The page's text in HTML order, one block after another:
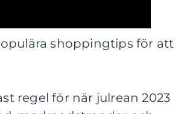
shoppingtips för att
regel för när julrean 2023